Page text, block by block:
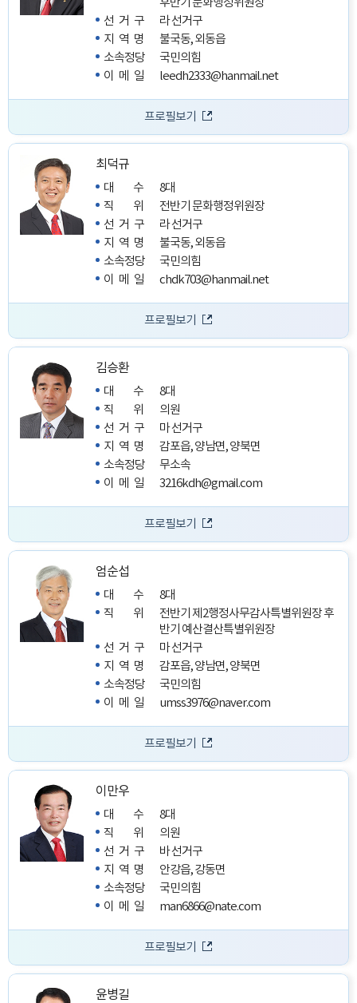
선거구
라 선거구
지역명
불국동, 외동읍
소속정당
국민의힘
이메일
leedh2333@hanmail.net
프로필보기
최덕규
대수8대
직위전반기 문화행정위원장
선거구
라 선거구
지역명
불국동, 외동읍
소속정당
국민의힘
이메일
chdk703@hanmail.net
프로필보기
김승환
대수8대
직위의원
선거구
마 선거구
지역명
감포읍, 양남면, 양북면
소속정당
무소속
이메일
3216kdh@gmail.com
프로필보기
엄순섭
대수8대
직위전반기 제2행정사무감사특별위원장후
반기 예산결산특별위원장
선거구
마 선거구
지역명
감포읍, 양남면, 양북면
소속정당
국민의힘
이메일
umss3976@naver.com
프로필보기
이만우
대수8대
직위의원
선거구
바 선거구
지역명
안강읍, 강동면
소속정당
국민의힘
이메일
man6866@nate.com
프로필보기
윤병길